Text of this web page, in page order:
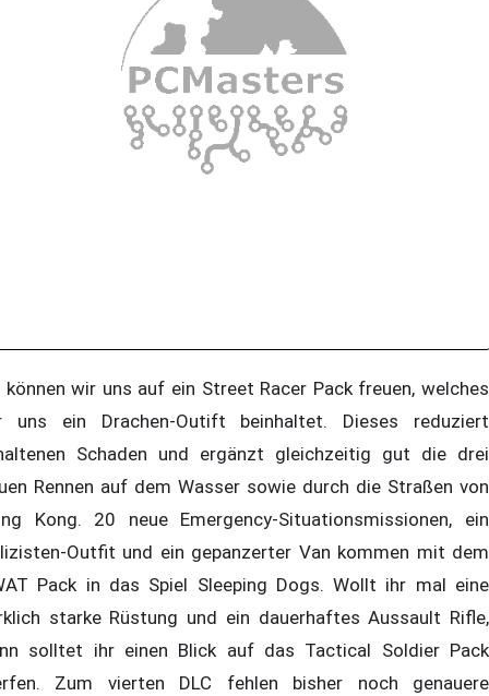
können wir uns auf ein Street Racer Pack freuen, welches
uns ein Drachen-Outift beinhaltet. Dieses reduziert
Schaden und ergänzt gleichzeitig gut die drei
Rennen auf dem Wasser sowie durch die Straßen von
Kong. 20 neue Emergency-Situationsmissionen, ein
Outfit und ein gepanzerter Van kommen mit dem
Pack in das Spiel Sleeping Dogs. Wollt ihr mal eine
starke Rüstung und ein dauerhaftes Aussault Rifle,
solltet ihr einen Blick auf das Tactical Soldier Pack
Zum vierten DLC fehlen bisher noch genauere